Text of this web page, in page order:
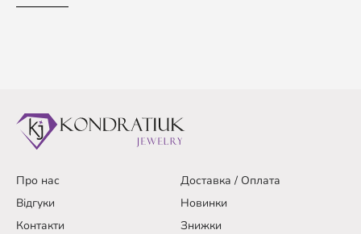
Про нас
Доставка / Оплата
Відгуки
Новинки
Контакти
Знижки